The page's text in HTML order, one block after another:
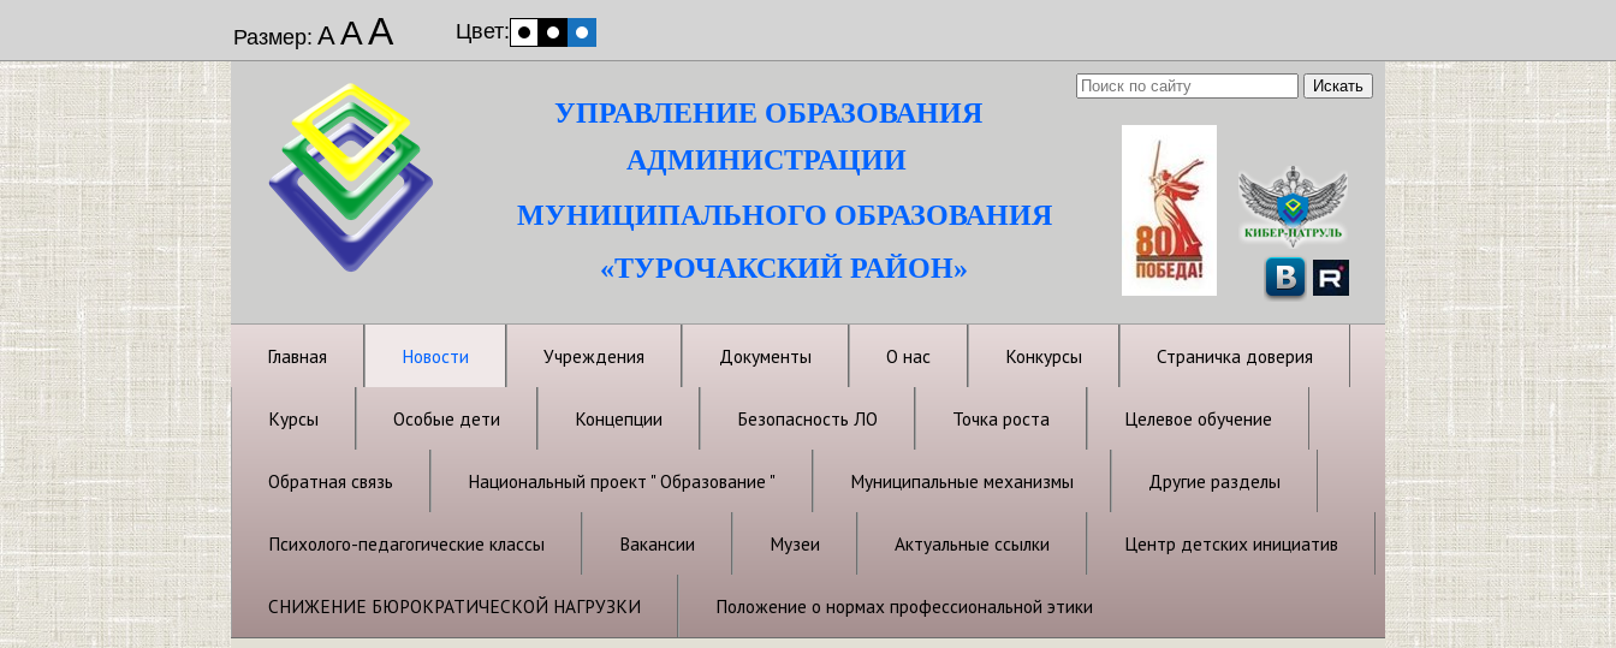
Размер: ААА Цвет:
УПРАВЛЕНИЕ ОБРАЗОВАНИЯ
АДМИНИСТРАЦИИ
МУНИЦИПАЛЬНОГО ОБРАЗОВАНИЯ
«ТУРОЧАКСКИЙ РАЙОН»
Главная Новости Учреждения Документы О нас Конкурсы Страничка доверия
Курсы Особые дети Концепции Безопасность ЛО Точка роста Целевое обучение
Обратная связь Национальный проект " Образование " Муниципальные механизмы Другие разделы
Психолого-педагогические классы Вакансии Музеи Актуальные ссылки Центр детских инициатив
СНИЖЕНИЕ БЮРОКРАТИЧЕСКОЙ НАГРУЗКИ Положение о нормах профессиональной этики